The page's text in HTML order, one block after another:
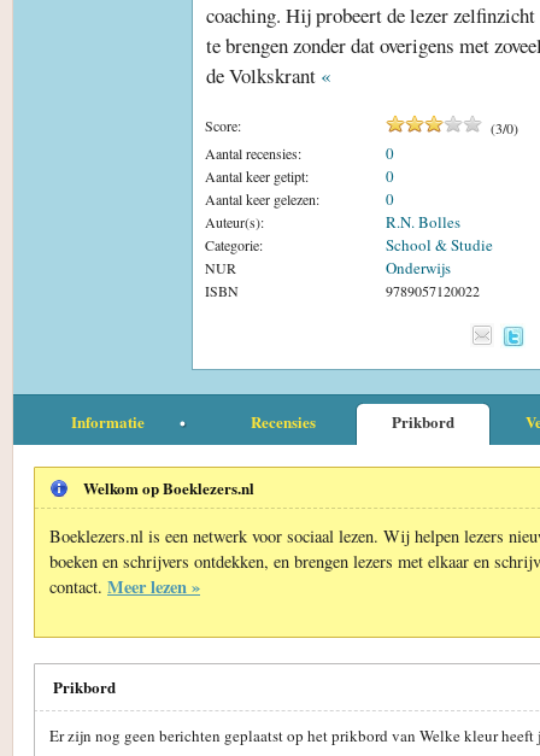
coaching. Hij probeert de lezer
te brengen zonder dat overigens met
de Volkskrant «
Score: (3/0)
Aantal recensies:
0
Aantal keer getipt: 0
Aantal keer gelezen: 0
Auteur(s): R.N. Bolles
Categorie: School & Studie
NUR Onderwijs
ISBN 9789057120022
Informatie Recensies Prikbord
Welkom op Boeklezers.nl
Boeklezers.nl is een netwerk voor sociaal lezen. Wij helpen lezers
boeken en schrijvers ontdekken, en brengen lezers met elkaar en
contact. Meer lezen »
Prikbord
Er zijn nog geen berichten geplaatst op het prikbord van Welke kleur heeft